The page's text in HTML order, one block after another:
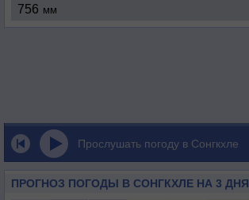
756 мм
Прослушать погоду в Сонгкхле
ПРОГНОЗ ПОГОДЫ В СОНГКХЛЕ НА 3 ДНЯ